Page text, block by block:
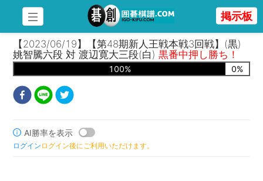
掲示板
【2023/06/19】【第48期新人王戦本戦3回戦】(黒)
姚智騰六段 対 渡辺寛大三段(白)黒番中押し勝ち！
100% 0%
AI勝率を表示
ログイン ログイン後にご利用いただけます。